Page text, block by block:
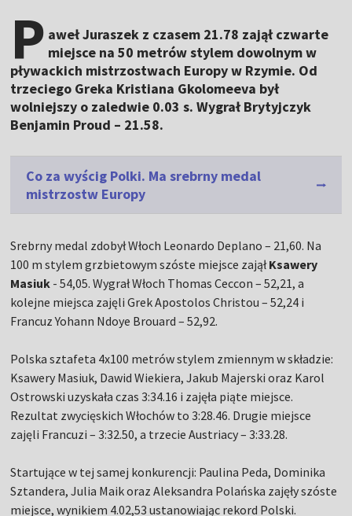
P aweł Juraszek z czasem 21.78 zajął czwarte
miejsce na 50 metrów stylem dowolnym w
pływackich mistrzostwach Europy w Rzymie. Od
trzeciego Greka Kristiana Gkolomeeva był
wolniejszy o zaledwie 0.03 s. Wygrał Brytyjczyk
Benjamin Proud – 21.58.
Co za wyścig Polki. Ma srebrny medal
mistrzostw Europy
Srebrny medal zdobył Włoch Leonardo Deplano – 21,60. Na
100 m stylem grzbietowym szóste miejsce zająłKsawery
Masiuk - 54,05. Wygrał Włoch Thomas Ceccon – 52,21, a
kolejne miejsca zajęli Grek Apostolos Christou – 52,24 i
Francuz Yohann Ndoye Brouard – 52,92.
Polska sztafeta 4x100 metrów stylem zmiennym w składzie:
Ksawery Masiuk, Dawid Wiekiera, Jakub Majerski oraz Karol
Ostrowski uzyskała czas 3:34.16 i zajęła piąte miejsce.
Rezultat zwycięskich Włochów to 3:28.46. Drugie miejsce
zajęli Francuzi – 3:32.50, a trzecie Austriacy – 3:33.28.
Startujące w tej samej konkurencji: Paulina Peda, Dominika
Sztandera, Julia Maik oraz Aleksandra Polańska zajęły szóste
miejsce, wynikiem 4.02,53 ustanowiając rekord Polski.